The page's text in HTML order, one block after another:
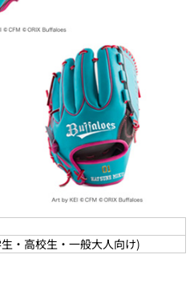
・高校生・一般大人向け)